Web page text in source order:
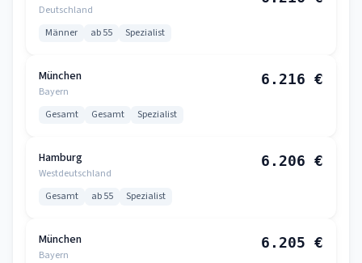
Deutschland
Männer ab 55 Spezialist
München
Bayern
6.216 €
Gesamt Gesamt Spezialist
Hamburg
Westdeutschland
6.206 €
Gesamt ab 55 Spezialist
München
Bayern
6.205 €